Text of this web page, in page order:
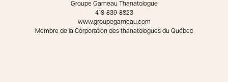
Groupe Garneau Thanatologue
418-839-8823
www.groupegarneau.com
Membre de la Corporation des thanatologues du Québec